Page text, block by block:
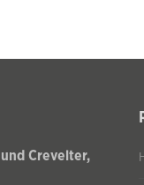
Crevelter,